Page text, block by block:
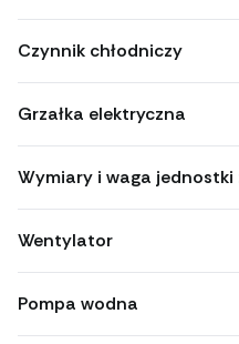
Czynnik chłodniczy
Grzałka elektryczna
Wymiary i waga jednostki
Wentylator
Pompa wodna